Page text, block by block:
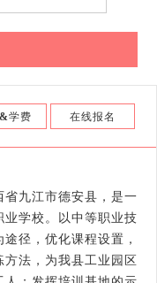
&学费 在线报名
九江市德安县，是一
业学校。以中等职业技
径，优化课程设置，
法，为我县工业园区